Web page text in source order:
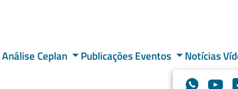
Análise Ceplan PublicaçõesEventos Notícias